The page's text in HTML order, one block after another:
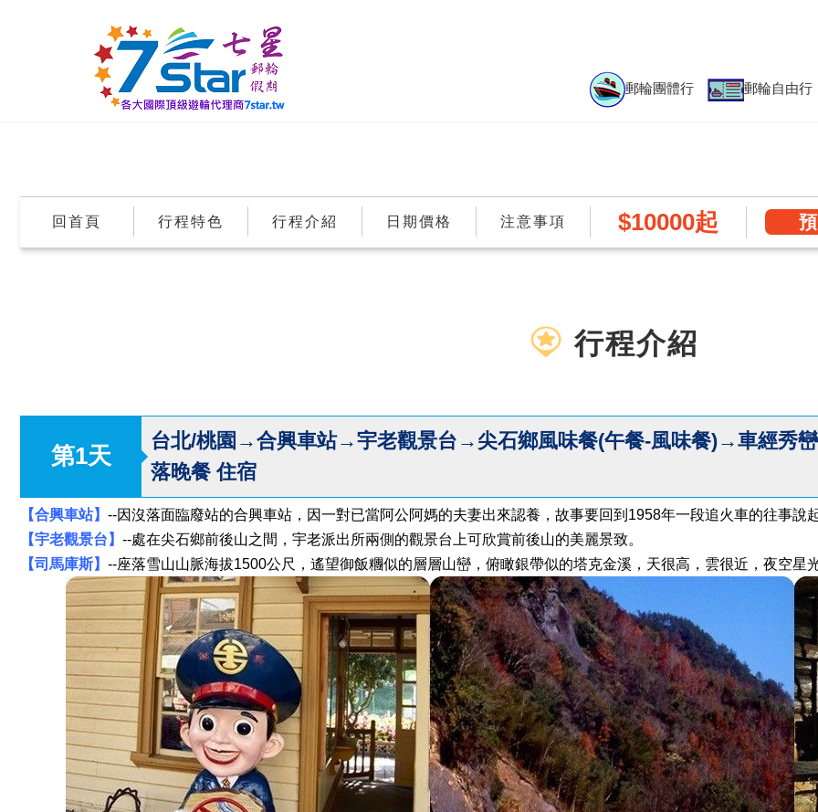
郵輪團體行 郵輪自由行
回首頁 行程特色 行程介紹 日期價格 注意事項 $10000起
行程介紹
第1天
台北/桃園→合興車站→宇老觀景台→尖石鄉風味餐(午餐-風味餐)→車經秀
落晚餐 住宿
【合興車站】 --因沒落面臨廢站的合興車站，因一對已當阿公阿媽的夫妻出來認養，故事要回到1958年一段追火車的往事說
【宇老觀景台】 --處在尖石鄉前後山之間，宇老派出所兩側的觀景台上可欣賞前後山的美麗景致。
【司馬庫斯】 --座落雪山山脈海拔1500公尺，遙望御飯糰似的層層山巒，俯瞰銀帶似的塔克金溪，天很高，雲很近，夜空星